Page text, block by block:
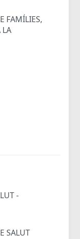
FAMÍLIES,
LA
-
SALUT